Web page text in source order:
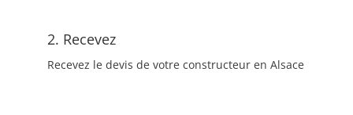
2. Recevez
Recevez le devis de votre constructeur en Alsace